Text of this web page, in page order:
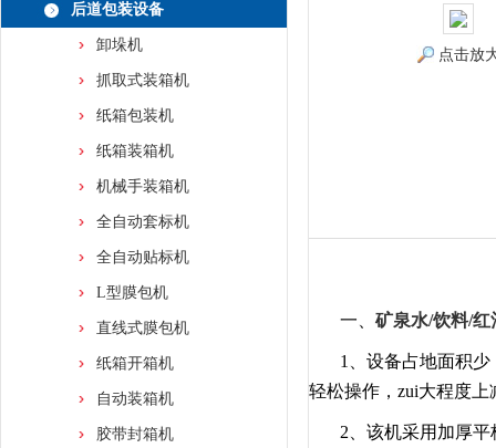
后道包装设备
卸垛机
抓取式装箱机
纸箱包装机
纸箱装箱机
机械手装箱机
全自动套标机
全自动贴标机
L型膜包机
直线式膜包机
纸箱开箱机
自动装箱机
胶带封箱机
点击放
一、 矿泉水/饮料/
1、设备占地面积
轻松操作，zui大程度
2、该机采用加厚